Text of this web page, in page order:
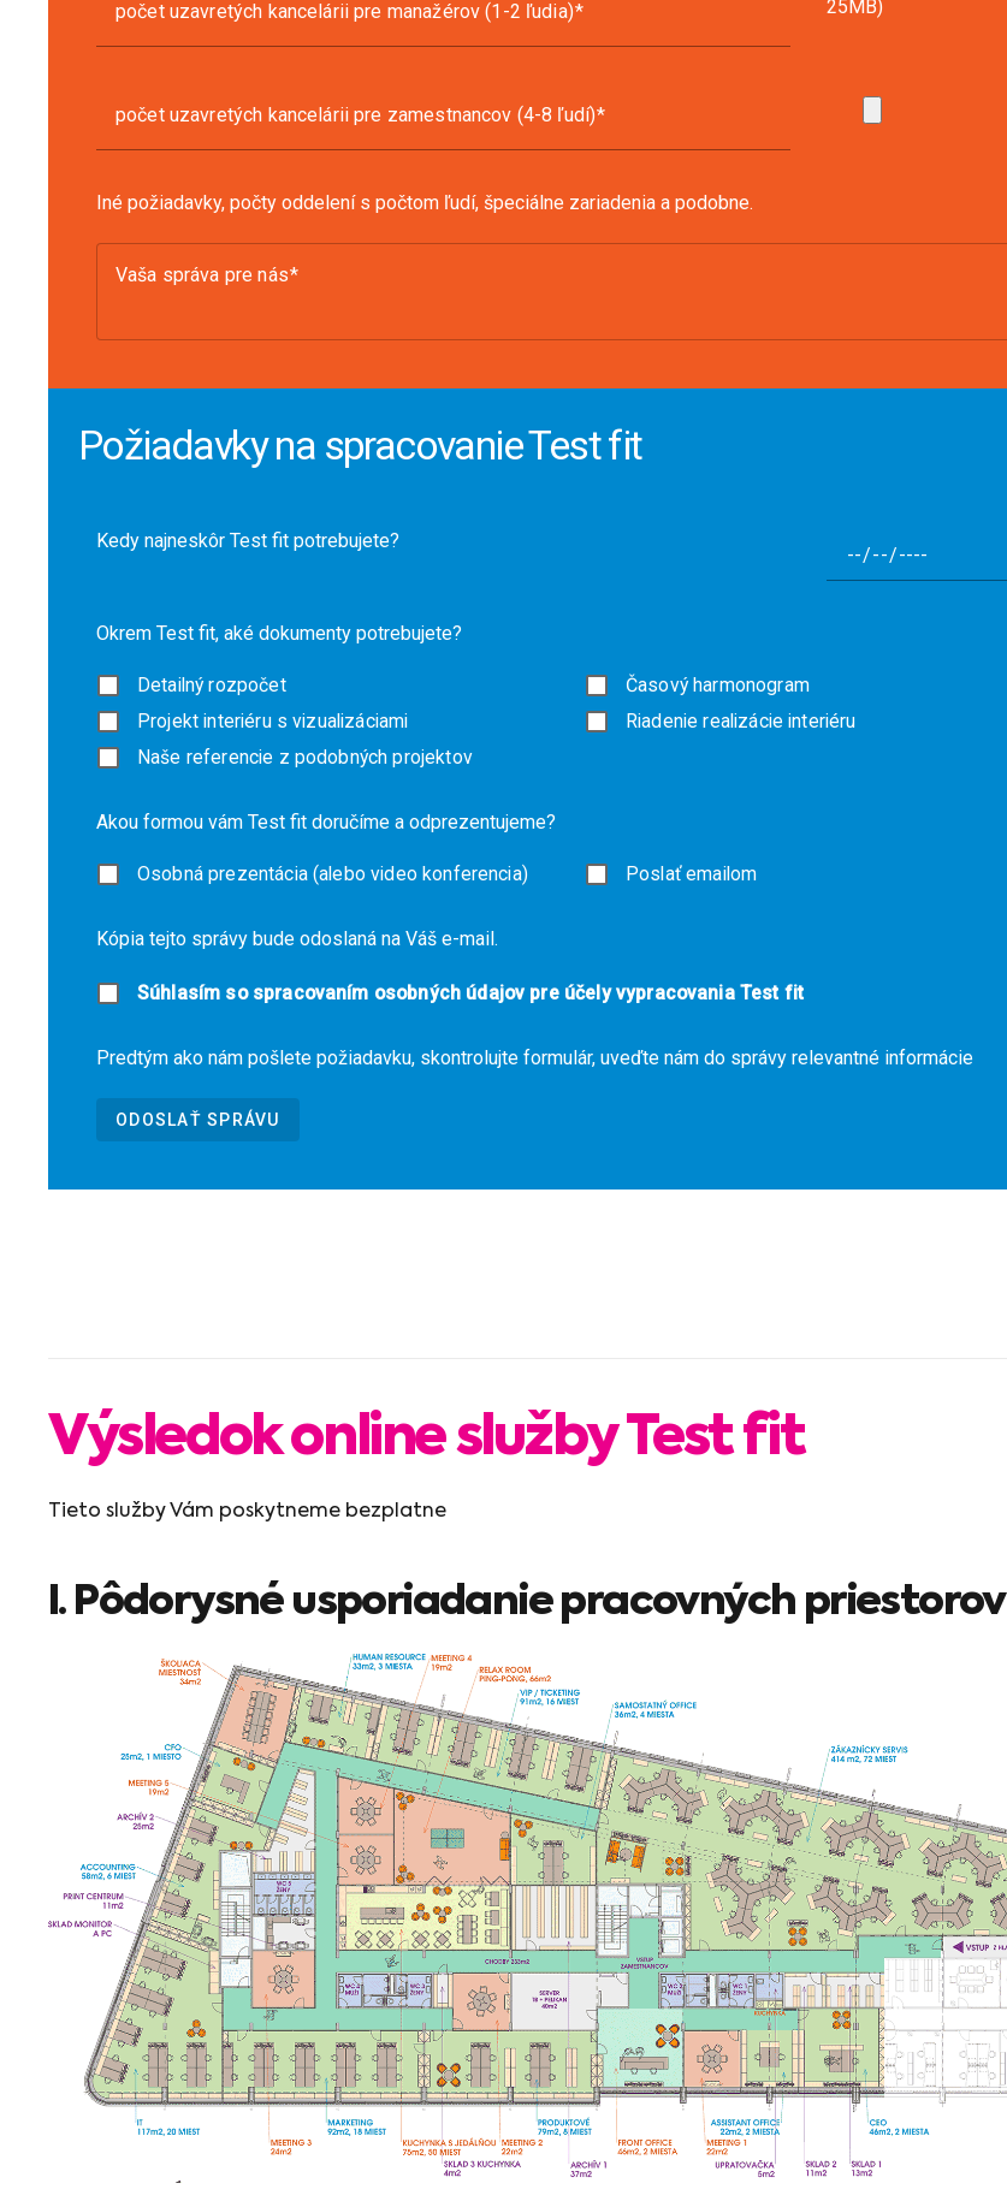
počet uzavretých kancelárii pre manažérov (1-2 ľudia)
25MB)
počet uzavretých kancelárii pre zamestnancov (4-8 ľudí)
Iné požiadavky, počty oddelení s počtom ľudí, špeciálne zariadenia a podobne.
Vaša správa pre nás
Požiadavky na spracovanie Test fit
Kedy najneskôr Test fit potrebujete?
Okrem Test fit, aké dokumenty potrebujete?
Detailný rozpočet Časový harmonogram
Projekt interiéru s vizualizáciami
Riadenie realizácie interiéru
Naše referencie z podobných projektov
Akou formou vám Test fit doručíme a odprezentujeme?
Osobná prezentácia (alebo video konferencia) Poslať emailom
Kópia tejto správy bude odoslaná na Váš e-mail.
Súhlasím so spracovaním osobných údajov pre účely vypracovania Test fit
Predtým ako nám pošlete požiadavku, skontrolujte formulár, uveďte nám do správy relevantné informácie
ODOSLAŤ SPRÁVU
Výsledok online služby Test fit
Tieto služby Vám poskytneme bezplatne
I. Pôdorysné usporiadanie pracovných priestorov